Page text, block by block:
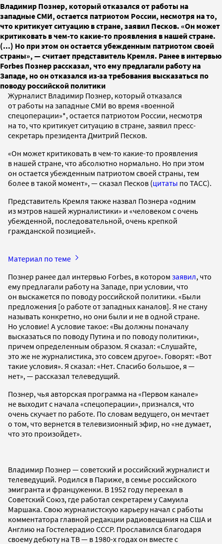
Владимир Познер, который отказался от работы на
западные СМИ, остается патриотом России, несмотря на то,
что критикует ситуацию в стране, заявил Песков. «Он может
критиковать в чем-то какие-то проявления в нашей стране.
(...) Но при этом он остается убежденным патриотом своей
страны», — считает представитель Кремля. Ранее в интервью
Forbes Познер рассказал, что ему предлагали работу на
Западе, но он отказался из-за требования высказаться по
поводу российской политики
Журналист Владимир Познер, который отказался
от работы на западные СМИ во время «военной
спецоперации»*, остается патриотом России, несмотря
на то, что критикует ситуацию в стране, заявил пресс-
секретарь президента Дмитрий Песков.
«Он может критиковать в чем-то какие-то проявления
в нашей стране, что абсолютно нормально. Но при этом
он остается убежденным патриотом своей страны, тем
более в такой момент», — сказал Песков (цитаты по ТАСС).
Представитель Кремля также назвал Познера «одним
из мэтров нашей журналистики» и «человеком с очень
убежденной, последовательной, очень крепкой
гражданской позицией».
Материал по теме
Познер ранее дал интервью Forbes, в котором заявил, что
ему предлагали работу на Западе, при условии, что
он выскажется по поводу российской политики. «Были
предложения [о работе от западных каналов]. Я не стану
называть конкретно, но они были и не в одной стране.
Но условие! А условие такое: «Вы должны поначалу
высказаться по поводу Путина и по поводу политики»,
причем определенным образом. Я сказал: «Слушайте,
это же не журналистика, это совсем другое». Говорят: «Вот
такие условия». Я сказал: «Нет. Спасибо большое, я —
нет», — рассказал телеведущий.
Познер, чья авторская программа на «Первом канале»
не выходит с начала «спецоперации», признался, что
очень скучает по работе. По словам ведущего, он мечтает
о том, что вернется в телевизионный эфир, но «не думает,
что это произойдет».
Владимир Познер — советский и российский журналист и
телеведущий. Родился в Париже, в семье российского
эмигранта и француженки. В 1952 году переехал в
Советский Союз, где работал секретарем у Самуила
Маршака. Свою журналистскую карьеру начал с работы
комментатора главной редакции радиовещания на США и
Англию на Гостелерадио СССР. Прославился благодаря
своему дебюту на ТВ — в 1980-х годах он вместе с